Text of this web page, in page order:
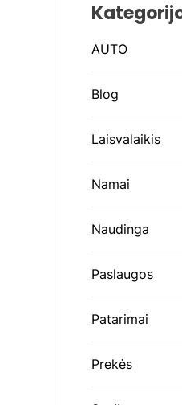
AUTO
Blog
Laisvalaikis
Namai
Naudinga
Paslaugos
Patarimai
Prekės